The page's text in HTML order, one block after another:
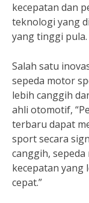
kecepatan dan
teknologi yang
yang tinggi pula.
Salah satu
sepeda motor
lebih canggih
ahli otomotif,
terbaru dapat
sport secara
canggih,
kecepatan yang
cepat.”